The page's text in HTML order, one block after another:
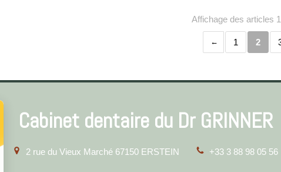
Affichage des articles
1 2
Cabinet dentaire du Dr GRINNER
2 rue du Vieux Marché 67150 ERSTEIN +33 3 88 98 05 56